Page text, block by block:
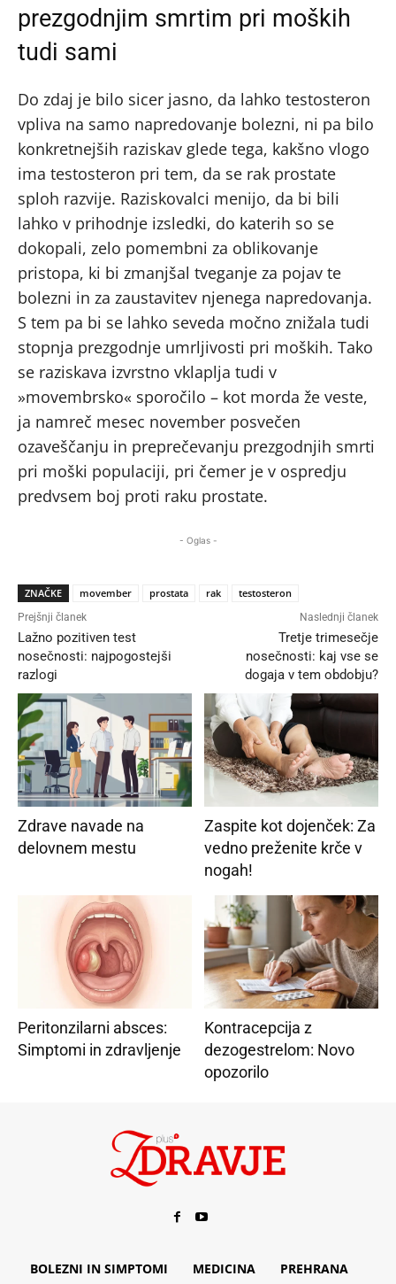
prezgodnjim smrtim pri moških
tudi sami
Do zdaj je bilo sicer jasno, da lahko testosteron
vpliva na samo napredovanje bolezni, ni pa bilo
konkretnejših raziskav glede tega, kakšno vlogo
ima testosteron pri tem, da se rak prostate
sploh razvije. Raziskovalci menijo, da bi bili
lahko v prihodnje izsledki, do katerih so se
dokopali, zelo pomembni za oblikovanje
pristopa, ki bi zmanjšal tveganje za pojav te
bolezni in za zaustavitev njenega napredovanja.
S tem pa bi se lahko seveda močno znižala tudi
stopnja prezgodnje umrljivosti pri moških. Tako
se raziskava izvrstno vklaplja tudi v
»movembrsko« sporočilo – kot morda že veste,
ja namreč mesec november posvečen
ozaveščanju in preprečevanju prezgodnjih smrti
pri moški populaciji, pri čemer je v ospredju
predvsem boj proti raku prostate.
- Oglas -
ZNAČKE movember prostata rak testosteron
Prejšnji članek
Lažno pozitiven test
nosečnosti: najpogostejši
razlogi
Naslednji članek
Tretje trimesečje
nosečnosti: kaj vse se
dogaja v tem obdobju?
Zdrave navade na
delovnem mestu
Zaspite kot dojenček: Za
vedno preženite krče v
nogah!
Peritonzilarni absces:
Simptomi in zdravljenje
Kontracepcija z
dezogestrelom: Novo
opozorilo
BOLEZNI IN SIMPTOMI MEDICINA PREHRANA